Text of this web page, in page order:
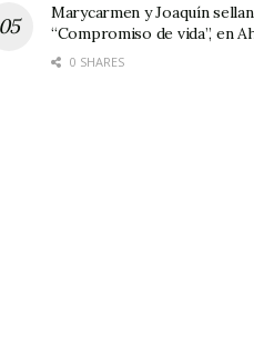
Marycarmen y Joaquín sellan
“Compromiso de vida”, en
0 SHARES